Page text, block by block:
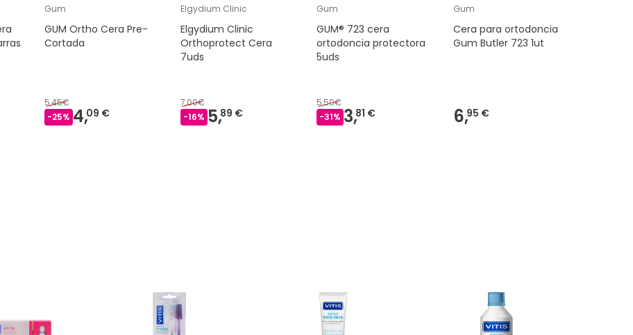
Gum
GUM Ortho Cera Pre-
Cortada
5,45€
-25% 4,09 €
Elgydium Clinic
Elgydium Clinic
Orthoprotect Cera
7uds
7,00€
-16% 5,89 €
Gum
GUM® 723 cera
ortodoncia protectora
5uds
5,50€
-31% 3,81 €
Gum
Cera para ortodoncia
Gum Butler 723 1ut
6,95 €